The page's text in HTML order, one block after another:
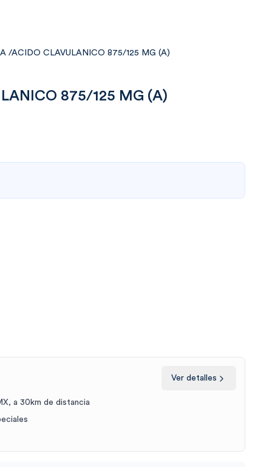
/ACIDO CLAVULANICO 875/125 MG (A)
875/125 MG (A)
Ver detalles
a 30km de distancia